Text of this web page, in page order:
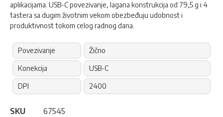
aplikacijama. USB-C povezivanje, lagana konstrukcija od 79,5 g i 4
tastera sa dugim životnim vekom obezbeđuju udobnost i
produktivnost tokom celog radnog dana.
Povezivanje Žično
Konekcija USB-C
DPI 2400
SKU
67545